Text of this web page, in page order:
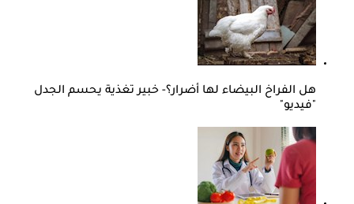
هل الفراخ البيضاء لها أضرار؟- خبير تغذية يحسم الجدل
"فيديو"